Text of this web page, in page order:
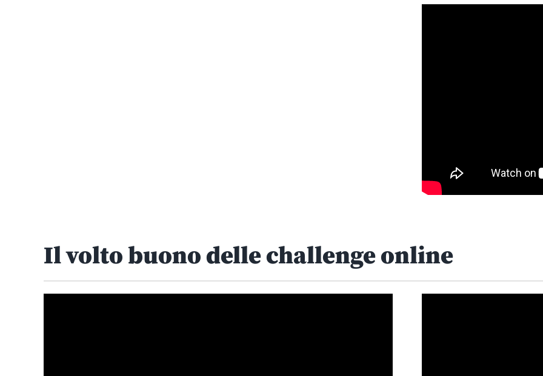
Il volto buono delle challenge online